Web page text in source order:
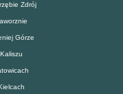
Zdrój
Górze